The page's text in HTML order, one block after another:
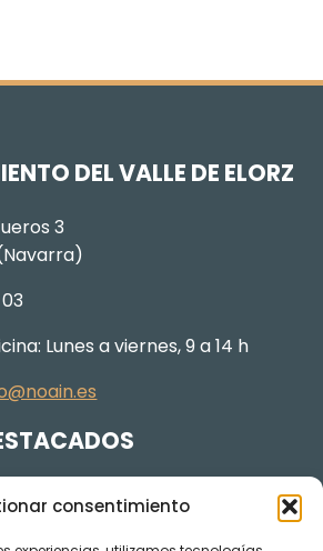
consentimiento
DEL VALLE DE ELORZ
3
Lunes a viernes, 9 a 14 h
605 834 045
948 368 156